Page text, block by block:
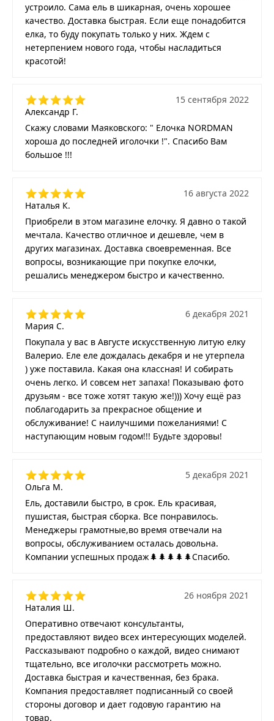
устроило. Сама ель в шикарная, очень хорошее
качество. Доставка быстрая. Если еще понадобится
елка, то буду покупать только у них. Ждем с
нетерпением нового года, чтобы насладиться
красотой!
Александр Г.
15 сентября 2022
Скажу словами Маяковского: " Елочка NORDMAN
хороша до последней иголочки !". Спасибо Вам
большое !!!
Наталья К.
16 августа 2022
Приобрели в этом магазине елочку. Я давно о такой
мечтала. Качество отличное и дешевле, чем в
других магазинах. Доставка своевременная. Все
вопросы, возникающие при покупке елочки,
решались менеджером быстро и качественно.
Мария С.
6 декабря 2021
Покупала у вас в Августе искусственную литую елку
Валерио. Еле еле дождалась декабря и не утерпела
) уже поставила. Какая она классная! И собирать
очень легко. И совсем нет запаха! Показываю фото
друзьям - все тоже хотят такую же!))) Хочу ещё раз
поблагодарить за прекрасное общение и
обслуживание! С наилучшими пожеланиями! С
наступающим новым годом!!! Будьте здоровы!
Ольга М.
5 декабря 2021
Ель, доставили быстро, в срок. Ель красивая,
пушистая, быстрая сборка. Все понравилось.
Менеджеры грамотные,во время отвечали на
вопросы, обслуживанием осталась довольна.
Компании успешных продаж🌲🌲🌲🌲🌲Спасибо.
Наталия Ш.
26 ноября 2021
Оперативно отвечают консультанты,
предоставляют видео всех интересующих моделей.
Рассказывают подробно о каждой, видео снимают
тщательно, все иголочки рассмотреть можно.
Доставка быстрая и качественная, без брака.
Компания предоставляет подписанный со своей
стороны договор и дает годовую гарантию на
товар.